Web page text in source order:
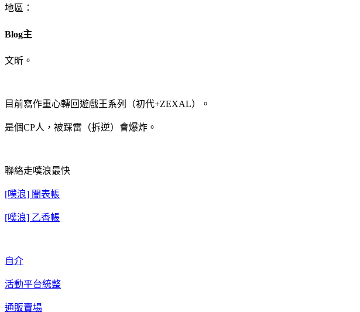
地區：
Blog主
文昕。
目前寫作重心轉回遊戲王系列（初代+ZEXAL）。
是個CP人，被踩雷（拆逆）會爆炸。
聯絡走噗浪最快
[噗浪] 闇表帳
[噗浪] 乙香帳
自介
活動平台統整
通販賣場